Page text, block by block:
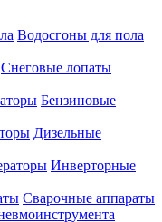
Водосгоны для пола
Снеговые лопаты
Бензиновые
Дизельные
Инверторные
Сварочные аппараты